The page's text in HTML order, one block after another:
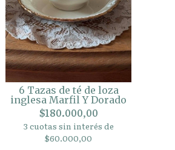
6 Tazas de té de loza
inglesa Marfil Y Dorado
$180.000,00
3 cuotas sin interés de
$60.000,00